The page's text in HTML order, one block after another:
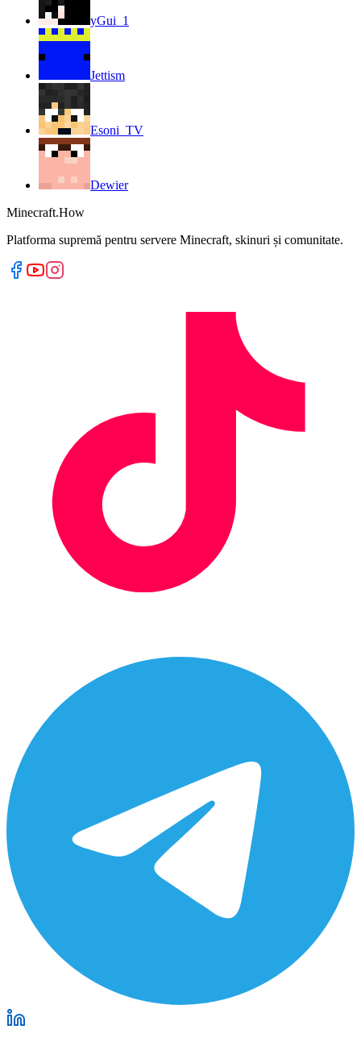
yGui_1
Jettism
Esoni_TV
Dewier
Minecraft.How
Platforma supremă pentru servere Minecraft, skinuri și comunitate.